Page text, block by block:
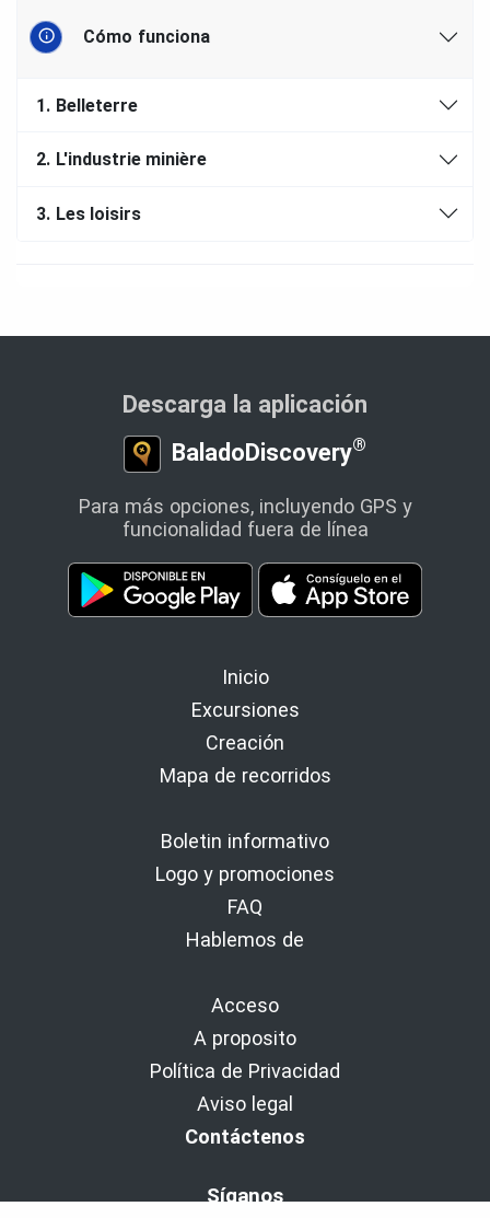
Cómo funciona
1. Belleterre
2. L'industrie minière
3. Les loisirs
Descarga la aplicación
BaladoDiscovery®
Para más opciones, incluyendo GPS y
funcionalidad fuera de línea
Inicio
Excursiones
Creación
Mapa de recorridos
Boletin informativo
Logo y promociones
FAQ
Hablemos de
Acceso
A proposito
Política de Privacidad
Aviso legal
Contáctenos
Síganos